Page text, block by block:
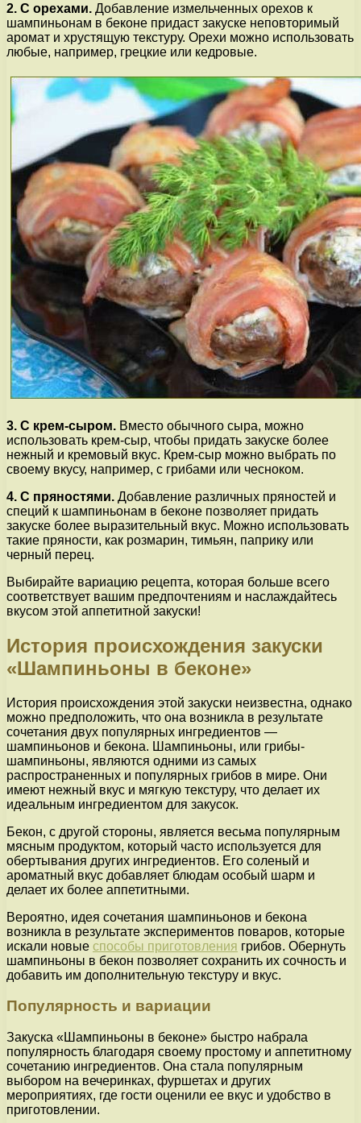
2. С орехами. Добавление измельченных орехов к
шампиньонам в беконе придаст закуске неповторимый
аромат и хрустящую текстуру. Орехи можно использовать
любые, например, грецкие или кедровые.
3. С крем-сыром. Вместо обычного сыра, можно
использовать крем-сыр, чтобы придать закуске более
нежный и кремовый вкус. Крем-сыр можно выбрать по
своему вкусу, например, с грибами или чесноком.
4. С пряностями. Добавление различных пряностей и
специй к шампиньонам в беконе позволяет придать
закуске более выразительный вкус. Можно использовать
такие пряности, как розмарин, тимьян, паприку или
черный перец.
Выбирайте вариацию рецепта, которая больше всего
соответствует вашим предпочтениям и наслаждайтесь
вкусом этой аппетитной закуски!
История происхождения закуски
«Шампиньоны в беконе»
История происхождения этой закуски неизвестна, однако
можно предположить, что она возникла в результате
сочетания двух популярных ингредиентов —
шампиньонов и бекона. Шампиньоны, или грибы-
шампиньоны, являются одними из самых
распространенных и популярных грибов в мире. Они
имеют нежный вкус и мягкую текстуру, что делает их
идеальным ингредиентом для закусок.
Бекон, с другой стороны, является весьма популярным
мясным продуктом, который часто используется для
обертывания других ингредиентов. Его соленый и
ароматный вкус добавляет блюдам особый шарм и
делает их более аппетитными.
Вероятно, идея сочетания шампиньонов и бекона
возникла в результате экспериментов поваров, которые
искали новые способы приготовления грибов. Обернуть
шампиньоны в бекон позволяет сохранить их сочность и
добавить им дополнительную текстуру и вкус.
Популярность и вариации
Закуска «Шампиньоны в беконе» быстро набрала
популярность благодаря своему простому и аппетитному
сочетанию ингредиентов. Она стала популярным
выбором на вечеринках, фуршетах и других
мероприятиях, где гости оценили ее вкус и удобство в
приготовлении.